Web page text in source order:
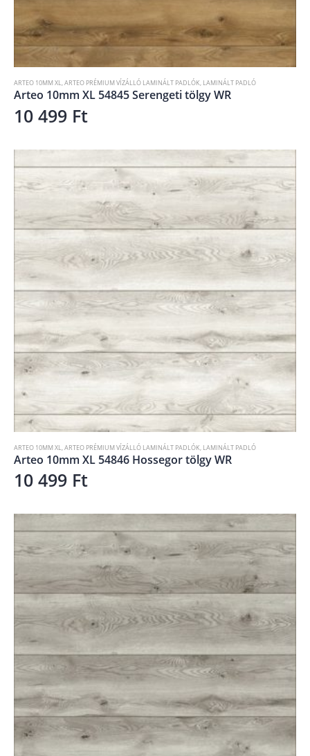
ARTEO 10MM XL,ARTEO PRÉMIUM VÍZÁLLÓ LAMINÁLT PADLÓK, LAMINÁLT PADLÓ
Arteo 10mm XL 54845 Serengeti tölgy WR
10 499 Ft
ARTEO 10MM XL ARTEO PRÉMIUM VÍZÁLLÓ LAMINÁLT PADLÓK LAMINÁLT PADLÓ
Arteo 10mm XL 54846 Hossegor tölgy WR
10 499 Ft